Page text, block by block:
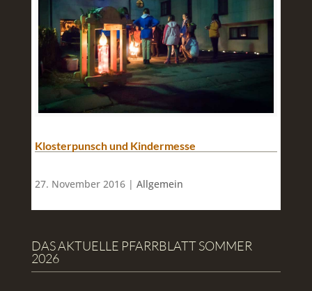
Klosterpunsch und Kindermesse
27. November 2016 | Allgemein
DAS AKTUELLE PFARRBLATT SOMMER
2026